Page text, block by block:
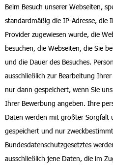
Beim Besuch unserer Webseiten,
standardmäßig die IP-Adresse,
Provider zugewiesen wurde, die
besuchen, die Webseiten, die Sie
und die Dauer des Besuches.
ausschließlich zur Bearbeitung
nur dann gespeichert, wenn Sie
Ihrer Bewerbung angeben. Ihre
Daten werden mit größter
gespeichert und nur
Bundesdatenschutzgesetztes
ausschließlich jene Daten, die im